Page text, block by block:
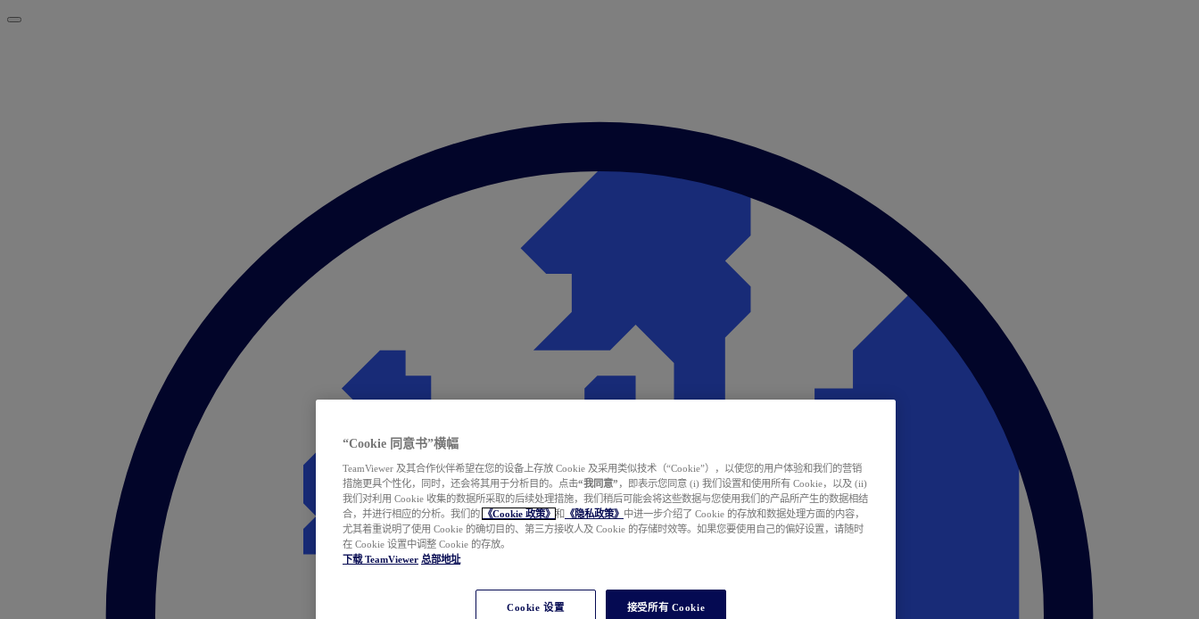
“Cookie 同意书”横幅
TeamViewer 及其合作伙伴希望在您的设备上存放 Cookie 及采用类似技术（“Cookie”），以使您的用户体验和我们的营销
措施更具个性化，同时，还会将其用于分析目的。点击“我同意” ，即表示您同意 (i) 我们设置和使用所有 Cookie，以及 (ii)
我们对利用 Cookie 收集的数据所采取的后续处理措施，我们稍后可能会将这些数据与您使用我们的产品所产生的数据相结
合，并进行相应的分析。我们的
《Cookie 政策》 和 《隐私政策》 中进一步介绍了 Cookie 的存放和数据处理方面的内容，
尤其着重说明了使用 Cookie 的确切目的、第三方接收人及 Cookie 的存储时效等。如果您要使用自己的偏好设置，请随时
在 Cookie 设置中调整 Cookie 的存放。
下载 TeamViewer 总部地址
Cookie 设置 接受所有 Cookie